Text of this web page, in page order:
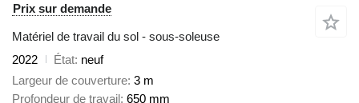
Prix sur demande
Matériel de travail du sol - sous-soleuse
2022
État neuf
Largeur de couverture 3 m
Profondeur de travail 650 mm